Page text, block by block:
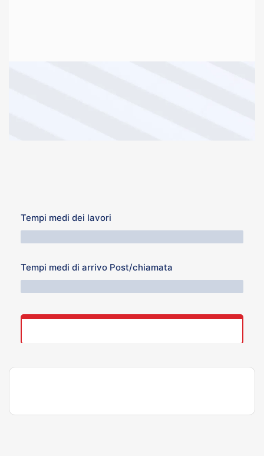
Tempi medi dei lavori
Tempi medi di arrivo Post/chiamata